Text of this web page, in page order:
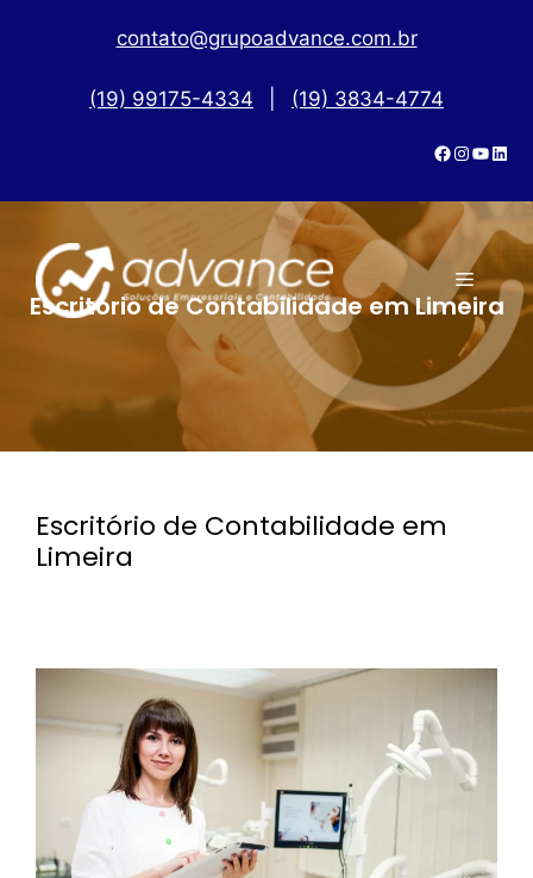
contato@grupoadvance.com.br
(19) 99175-4334 (19) 3834-4774
Escritório de Contabilidade em Limeira
Escritório de Contabilidade em
Limeira